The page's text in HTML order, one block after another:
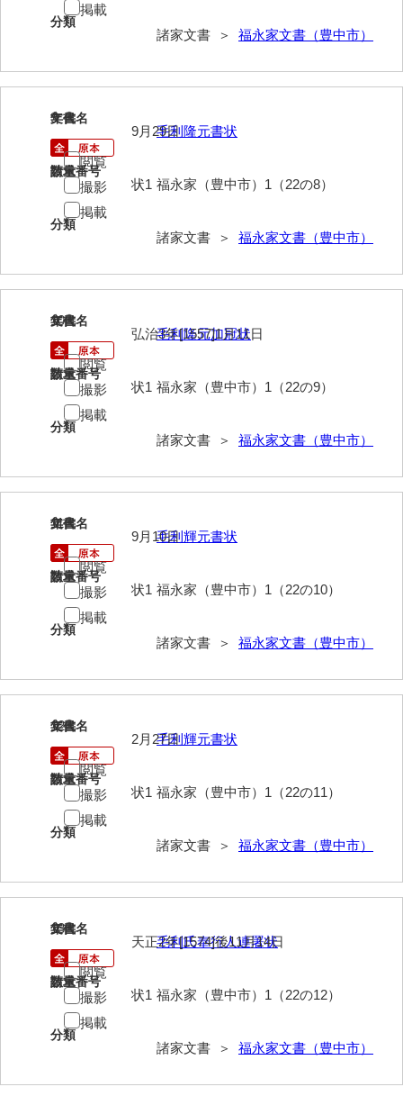
小川家文書
小川五郎収集史料
小沢家文書（阿東町）
小沢太郎文書
小田家文書（山口市吉敷）
小野家文書
影山家文書
鹿島家文書
鍛冶利吉文書
堅田家文書（一般郷土伝来）
堅田家文書（山口市）
堅田家文書（山口市２）
片山家文書（下関市豊浦）
月輪寺文書
勝間田家文書
桂家文書（防府市）
桂家文書（宇部市2）
桂家文書（下関市長府）
桂家文書（大阪市）
門井家文書
分類
諸家文書 ＞ 福永家文書（豊中市）
掲載
9
文書名
毛利隆元書状
請求番号
福永家（豊中市）1（22の8）
分類
諸家文書 ＞ 福永家文書（豊中市）
年代
9月29日
数量
状1
閲覧
撮影
掲載
10
文書名
毛利隆元加冠状
請求番号
福永家（豊中市）1（22の9）
分類
諸家文書 ＞ 福永家文書（豊中市）
年代
弘治3年[1557]1月11日
数量
状1
閲覧
撮影
掲載
11
文書名
毛利輝元書状
請求番号
福永家（豊中市）1（22の10）
分類
諸家文書 ＞ 福永家文書（豊中市）
年代
9月10日
数量
状1
閲覧
撮影
掲載
12
文書名
毛利輝元書状
請求番号
福永家（豊中市）1（22の11）
分類
諸家文書 ＞ 福永家文書（豊中市）
年代
2月27日
数量
状1
閲覧
撮影
掲載
13
文書名
毛利氏奉行人連署状
請求番号
福永家（豊中市）1（22の12）
分類
諸家文書 ＞ 福永家文書（豊中市）
年代
天正2年[1574]後11月14日
数量
状1
閲覧
撮影
掲載